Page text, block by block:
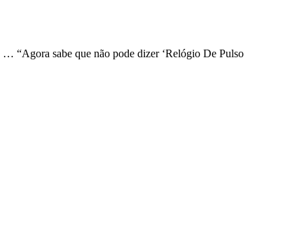
… “Agora sabe que não pode dizer ‘Relógio De Pulso